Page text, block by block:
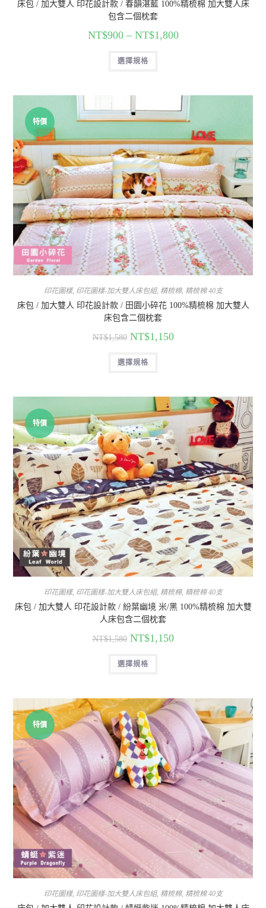
床包 / 加大雙人 印花設計款 / 春韻湛藍 100%精梳棉 加大雙人床
包含二個枕套
NT$900– NT$1,800
選擇規格
特價
印花圖樣, 印花圖樣-加大雙人床包組, 精梳棉, 精梳棉 40支
床包 / 加大雙人 印花設計款 / 田園小碎花 100%精梳棉 加大雙人
床包含二個枕套
NT$1,580 NT$1,150
選擇規格
特價
印花圖樣, 印花圖樣-加大雙人床包組, 精梳棉, 精梳棉 40支
床包 / 加大雙人 印花設計款 / 紛葉幽境 米/黑 100%精梳棉 加大雙
人床包含二個枕套
NT$1,580 NT$1,150
選擇規格
特價
印花圖樣, 印花圖樣-加大雙人床包組, 精梳棉, 精梳棉 40支